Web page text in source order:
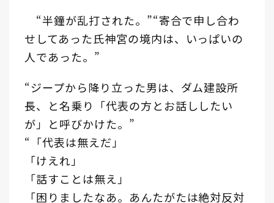
“半鐘が乱打された。”“寄合で申し合わ
せしてあった氏神宮の境内は、いっぱいの
人であった。”
“ジープから降り立った男は、ダム建設所
長、と名乗り「代表の方とお話ししたい
が」と呼びかけた。”
“「代表は無えだ」
「けえれ」
「話すことは無え」
「困りましたなあ。あんたがたは絶対反対